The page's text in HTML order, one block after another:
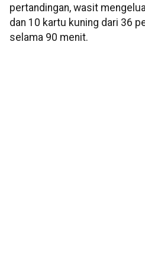
pertandingan, wasit
dan 10 kartu kuning dari 36
selama 90 menit.